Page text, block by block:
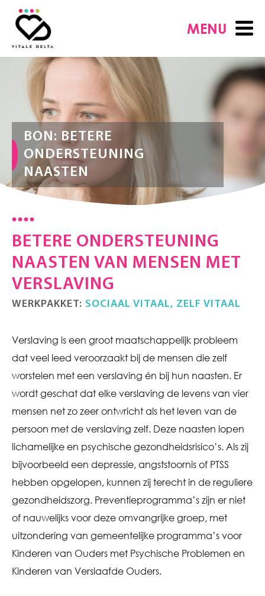
MENU
BON: BETERE
ONDERSTEUNING
NAASTEN
BETERE ONDERSTEUNING
NAASTEN VAN MENSEN MET
VERSLAVING
WERKPAKKET: SOCIAAL VITAAL, ZELF VITAAL
Verslaving is een groot maatschappelijk probleem
dat veel leed veroorzaakt bij de mensen die zelf
worstelen met een verslaving én bij hun naasten. Er
wordt geschat dat elke verslaving de levens van vier
mensen net zo zeer ontwricht als het leven van de
persoon met de verslaving zelf. Deze naasten lopen
lichamelijke en psychische gezondheidsrisico’s. Als zij
bijvoorbeeld een depressie, angststoornis of PTSS
hebben opgelopen, kunnen zij terecht in de reguliere
gezondheidszorg. Preventieprogramma’s zijn er niet
of nauwelijks voor deze omvangrijke groep, met
uitzondering van gemeentelijke programma’s voor
Kinderen van Ouders met Psychische Problemen en
Kinderen van Verslaafde Ouders.